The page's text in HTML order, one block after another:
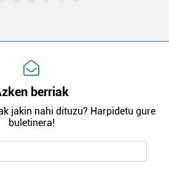
berriak
jakin nahi dituzu? Harpidetu gure
buletinera!